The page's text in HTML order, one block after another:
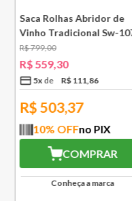
Saca Rolhas Abridor de
Vinho Tradicional Sw-
Ply Le Creuset
R$799,00
R$ 559,30
5x R$ 111,86
R$ 503,37
10% OFFno PIX
COMPRAR
Conheça a marca